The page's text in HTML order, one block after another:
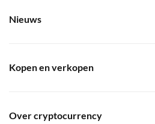
Nieuws
Kopen en verkopen
Over cryptocurrency